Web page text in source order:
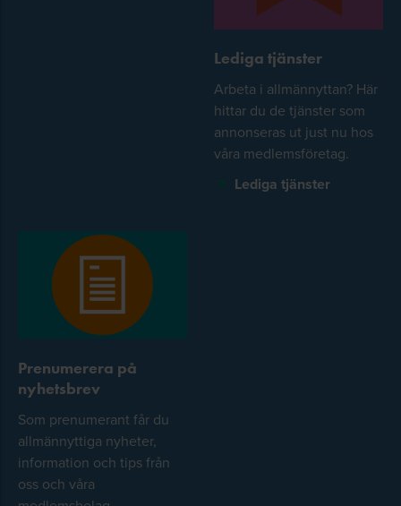
Lediga tjänster
Arbeta i allmännyttan? Här
hittar du de tjänster som
annonseras ut just nu hos
våra medlemsföretag.
Lediga tjänster
Prenumerera på
nyhetsbrev
Som prenumerant får du
allmännyttiga nyheter,
information och tips från
oss och våra